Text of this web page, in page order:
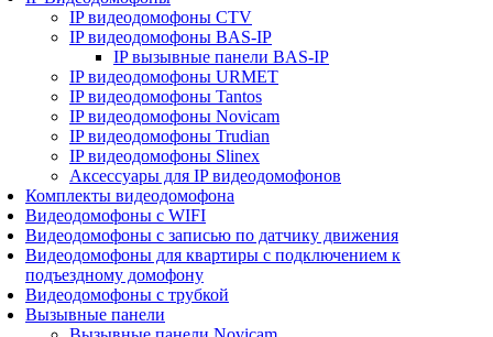
IP видеодомофоны CTV
IP видеодомофоны BAS-IP
IP вызывные панели BAS-IP
IP видеодомофоны URMET
IP видеодомофоны Tantos
IP видеодомофоны Novicam
IP видеодомофоны Trudian
IP видеодомофоны Slinex
Аксессуары для IP видеодомофонов
Комплекты видеодомофона
Видеодомофоны с WIFI
Видеодомофоны с записью по датчику движения
Видеодомофоны для квартиры с подключением к
подъездному домофону
Видеодомофоны с трубкой
Вызывные панели